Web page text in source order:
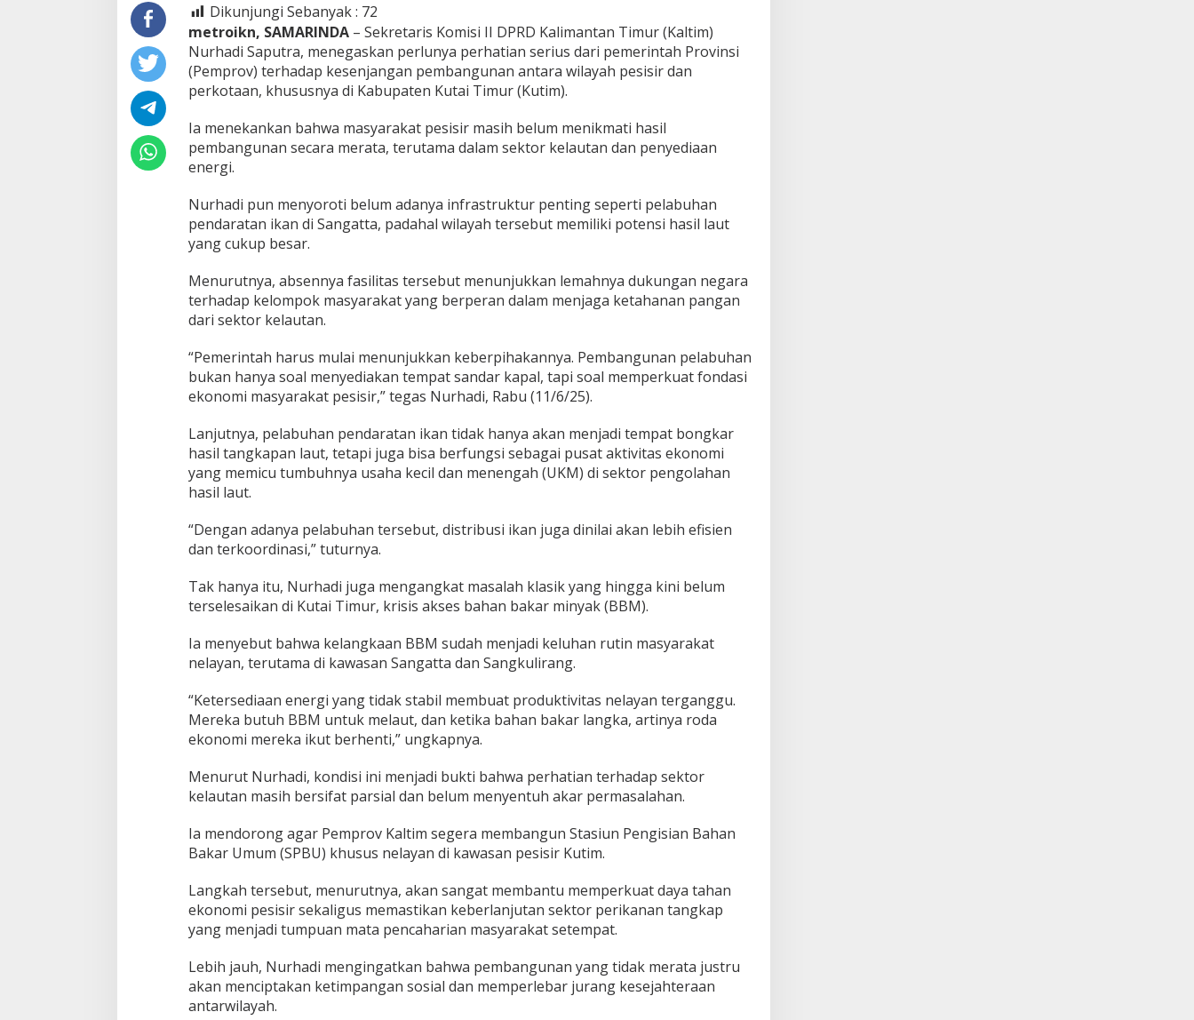
Dikunjungi Sebanyak : 72
metroikn, SAMARINDA – Sekretaris Komisi II DPRD Kalimantan Timur (Kaltim)
Nurhadi Saputra, menegaskan perlunya perhatian serius dari pemerintah Provinsi
(Pemprov) terhadap kesenjangan pembangunan antara wilayah pesisir dan
perkotaan, khususnya di Kabupaten Kutai Timur (Kutim).
Ia menekankan bahwa masyarakat pesisir masih belum menikmati hasil
pembangunan secara merata, terutama dalam sektor kelautan dan penyediaan
energi.
Nurhadi pun menyoroti belum adanya infrastruktur penting seperti pelabuhan
pendaratan ikan di Sangatta, padahal wilayah tersebut memiliki potensi hasil laut
yang cukup besar.
Menurutnya, absennya fasilitas tersebut menunjukkan lemahnya dukungan negara
terhadap kelompok masyarakat yang berperan dalam menjaga ketahanan pangan
dari sektor kelautan.
“Pemerintah harus mulai menunjukkan keberpihakannya. Pembangunan pelabuhan
bukan hanya soal menyediakan tempat sandar kapal, tapi soal memperkuat fondasi
ekonomi masyarakat pesisir,” tegas Nurhadi, Rabu (11/6/25).
Lanjutnya, pelabuhan pendaratan ikan tidak hanya akan menjadi tempat bongkar
hasil tangkapan laut, tetapi juga bisa berfungsi sebagai pusat aktivitas ekonomi
yang memicu tumbuhnya usaha kecil dan menengah (UKM) di sektor pengolahan
hasil laut.
“Dengan adanya pelabuhan tersebut, distribusi ikan juga dinilai akan lebih efisien
dan terkoordinasi,” tuturnya.
Tak hanya itu, Nurhadi juga mengangkat masalah klasik yang hingga kini belum
terselesaikan di Kutai Timur, krisis akses bahan bakar minyak (BBM).
Ia menyebut bahwa kelangkaan BBM sudah menjadi keluhan rutin masyarakat
nelayan, terutama di kawasan Sangatta dan Sangkulirang.
“Ketersediaan energi yang tidak stabil membuat produktivitas nelayan terganggu.
Mereka butuh BBM untuk melaut, dan ketika bahan bakar langka, artinya roda
ekonomi mereka ikut berhenti,” ungkapnya.
Menurut Nurhadi, kondisi ini menjadi bukti bahwa perhatian terhadap sektor
kelautan masih bersifat parsial dan belum menyentuh akar permasalahan.
Ia mendorong agar Pemprov Kaltim segera membangun Stasiun Pengisian Bahan
Bakar Umum (SPBU) khusus nelayan di kawasan pesisir Kutim.
Langkah tersebut, menurutnya, akan sangat membantu memperkuat daya tahan
ekonomi pesisir sekaligus memastikan keberlanjutan sektor perikanan tangkap
yang menjadi tumpuan mata pencaharian masyarakat setempat.
Lebih jauh, Nurhadi mengingatkan bahwa pembangunan yang tidak merata justru
akan menciptakan ketimpangan sosial dan memperlebar jurang kesejahteraan
antarwilayah.